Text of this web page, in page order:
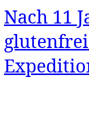
Nach 11